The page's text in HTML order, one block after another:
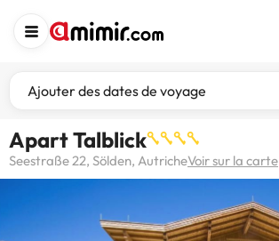
Ajouter des dates de voyage
Apart Talblick
Seestraße 22, Sölden, AutricheVoir sur la carte